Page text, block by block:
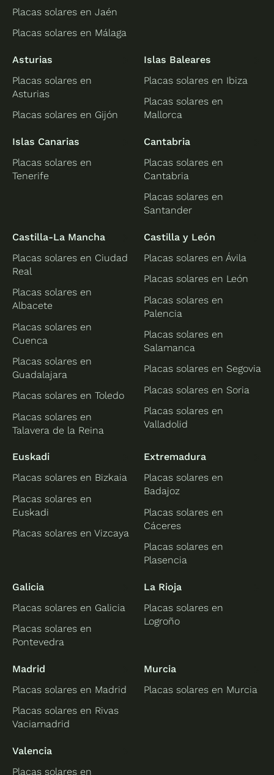
Placas solares en Jaén
Placas solares en Málaga
Asturias
Placas solares en
Asturias
Placas solares en Gijón
Islas Baleares
Placas solares en Ibiza
Placas solares en
Mallorca
Islas Canarias
Placas solares en
Tenerife
Cantabria
Placas solares en
Cantabria
Placas solares en
Santander
Castilla-La Mancha
Placas solares en Ciudad
Real
Placas solares en
Albacete
Placas solares en
Cuenca
Placas solares en
Guadalajara
Placas solares en Toledo
Placas solares en
Talavera de la Reina
Castilla y León
Placas solares en Ávila
Placas solares en León
Placas solares en
Palencia
Placas solares en
Salamanca
Placas solares en Segovia
Placas solares en Soria
Placas solares en
Valladolid
Euskadi
Placas solares en Bizkaia
Placas solares en
Euskadi
Placas solares en Vizcaya
Extremadura
Placas solares en
Badajoz
Placas solares en
Cáceres
Placas solares en
Plasencia
Galicia
Placas solares en Galicia
Placas solares en
Pontevedra
La Rioja
Placas solares en
Logroño
Madrid
Placas solares en Madrid
Placas solares en Rivas
Vaciamadrid
Murcia
Placas solares en Murcia
Valencia
Placas solares en